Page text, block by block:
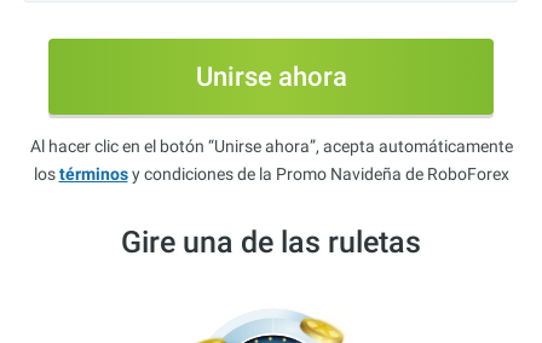
Unirse ahora
Al hacer clic en el botón “Unirse ahora”, acepta automáticamente
lostérminosy condiciones de la Promo Navideña de RoboForex
Gire una de las ruletas